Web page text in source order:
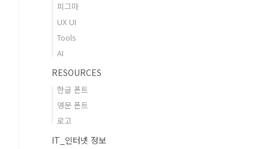
피그마
UX UI
Tools
AI
RESOURCES
한글 폰트
영문 폰트
로고
IT_인터넷 정보